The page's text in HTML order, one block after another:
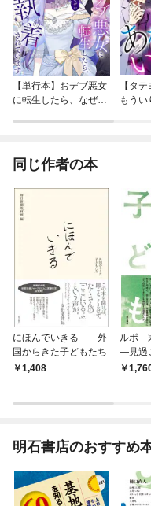
【単行本】おデブ悪女
に転生したら、なぜか
【タ
もうい
同じ作者の本
にほんでいきる――外
国からきた子どもたち
1,408
ルポ
―見過
童虐待
明石書店のおすすめ